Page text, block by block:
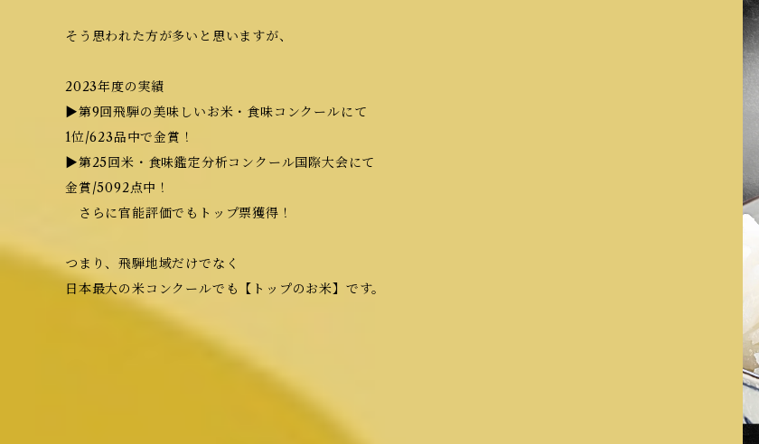
そう思われた方が多いと思いますが、
2023年度の実績
▶第9回飛騨の美味しいお米・食味コンクールにて
1位/623品中で金賞！
▶第25回米・食味鑑定分析コンクール国際大会にて
金賞/5092点中！
さらに官能評価でもトップ票獲得！
つまり、飛騨地域だけでなく
日本最大の米コンクールでも【トップのお米】です。